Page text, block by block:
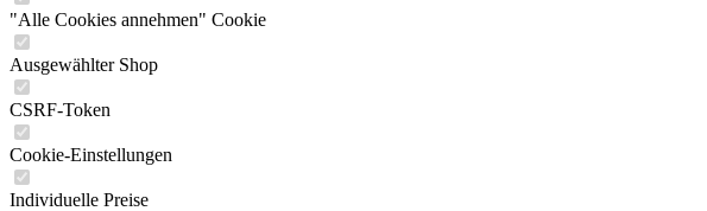
"Alle Cookies annehmen" Cookie
Ausgewählter Shop
CSRF-Token
Cookie-Einstellungen
Individuelle Preise